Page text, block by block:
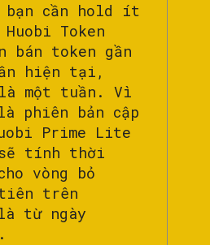
bạn cần hold ít
Token
bán token gần
hiện tại,
một tuần. Vì
phiên bản cập
Prime Lite
sẽ tính thời
vòng bỏ
trên
từ ngày